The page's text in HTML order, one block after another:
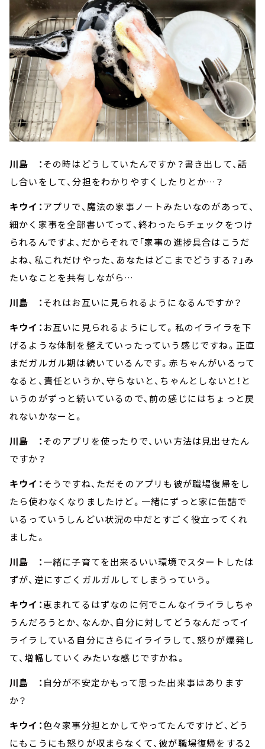
川島 ：その時はどうしていたんですか？書き出して、話
し合いをして、分担をわかりやすくしたりとか…？
キウイ： アプリで、魔法の家事ノートみたいなのがあって、
細かく家事を全部書いてって、終わったらチェックをつけ
られるんですよ、だからそれで「家事の進捗具合はこうだ
よね、私これだけやった、あなたはどこまでどうする？」み
たいなことを共有しながら…
川島 ：それはお互いに見られるようになるんですか？
キウイ： お互いに見られるようにして。私のイライラを下
げるような体制を整えていったっていう感じですね。正直
まだガルガル期は続いているんです。赤ちゃんがいるって
なると、責任というか、守らないと、ちゃんとしないと！と
いうのがずっと続いているので、前の感じにはちょっと戻
れないかなーと。
川島 ：そのアプリを使ったりで、いい方法は見出せたん
ですか？
キウイ：そうですね、ただそのアプリも彼が職場復帰をし
たら使わなくなりましたけど。一緒にずっと家に缶詰で
いるっていうしんどい状況の中だとすごく役立ってくれ
ました。
川島 ：一緒に子育てを出来るいい環境でスタートしたは
ずが、逆にすごくガルガルしてしまうっていう。
キウイ：恵まれてるはずなのに何でこんなイライラしちゃ
うんだろうとか、なんか、自分に対してどうなんだってイ
ライラしている自分にさらにイライラして、怒りが爆発し
て、増幅していくみたいな感じですかね。
川島 ： 自分が不安定かもって思った出来事はあります
か？
キウイ：色々家事分担とかしてやってたんですけど、どう
にもこうにも怒りが収まらなくて、彼が職場復帰をする2